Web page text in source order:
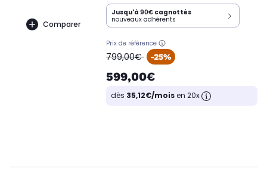
Comparer
Jusqu'à 90€ cagnottés
nouveaux adhérents
Prix de référence
oldPrice
799,00€ -25%
599,00€
dès 35,12€/moisen 20x